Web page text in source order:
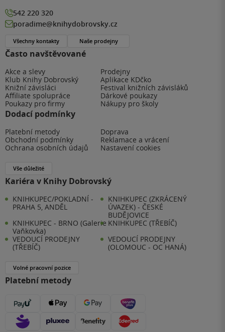
Často navštěvované
Akce a slevy
Prodejny
Klub Knihy Dobrovský
Aplikace KDčko
Knižní závisláci
Festival knižních závisláků
Affiliate spolupráce
Dárkové poukazy
Poukazy pro firmy
Nákupy pro školy
Dodací podmínky
Platební metody
Doprava
Obchodní podmínky
Reklamace a vrácení
Ochrana osobních údajů
Nastavení cookies
Vše důležité
Kariéra v Knihy Dobrovský
KNIHKUPEC/POKLADNÍ -
PRAHA 5, ANDĚL
KNIHKUPEC (ZKRÁCENÝ
ÚVAZEK) - ČESKÉ
BUDĚJOVICE
KNIHKUPEC - BRNO (Galerie
Vaňkovka)
KNIHKUPEC (TŘEBÍČ)
VEDOUCÍ PRODEJNY
(TŘEBÍČ)
VEDOUCÍ PRODEJNY
(OLOMOUC - OC HANÁ)
Volné pracovní pozice
Platební metody
542 220 320
poradime@knihydobrovsky.cz
Všechny kontakty Naše prodejny